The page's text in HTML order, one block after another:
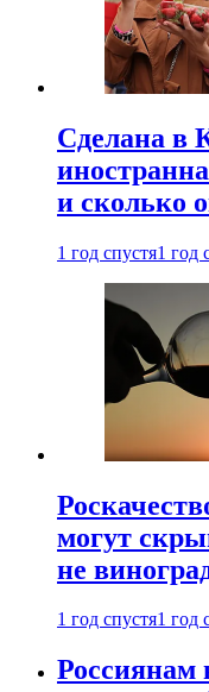
Сделана в
и сколько
1 год спустя1 год
могут
не
1 год спустя1 год
Россиянам